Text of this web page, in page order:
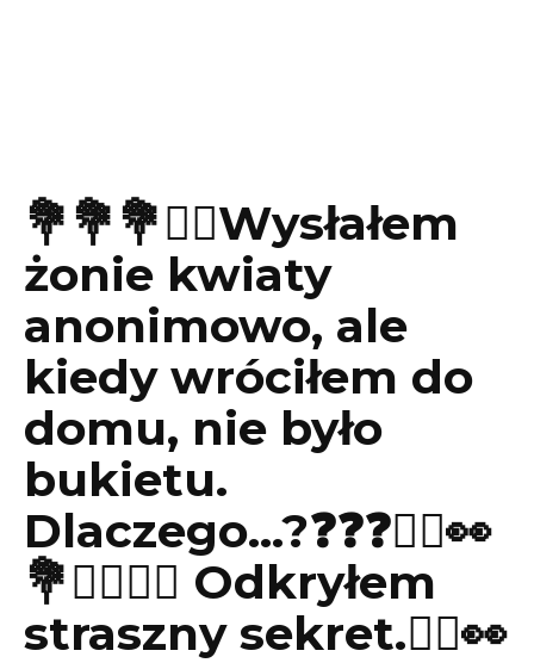
💐💐💐🤦‍♂️Wysłałem
żonie kwiaty
anonimowo, ale
kiedy wróciłem do
domu, nie było
bukietu.
Dlaczego…?❓❓❓🤦‍♂️👀
💐🤦‍♂️🤦‍♂️ Odkryłem
straszny sekret.🤦‍♂️👀